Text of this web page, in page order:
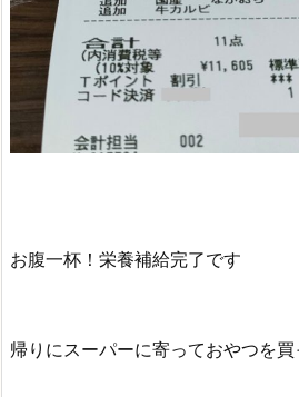
お腹一杯！栄養補給完了です
帰りにスーパーに寄っておやつを